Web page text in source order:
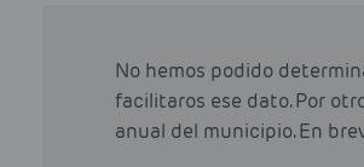
No hemos podido
facilitaros ese dato. Por
anual del municipio. En